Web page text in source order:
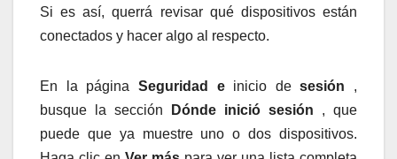
Si es así, querrá revisar qué dispositivos están
conectados y hacer algo al respecto.
En la página Seguridad einicio desesión ,
busque la sección
Dónde inició sesión , que
puede que ya muestre uno o dos dispositivos.